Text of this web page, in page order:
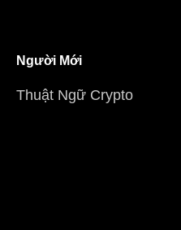
Người Mới
Thuật Ngữ Crypto